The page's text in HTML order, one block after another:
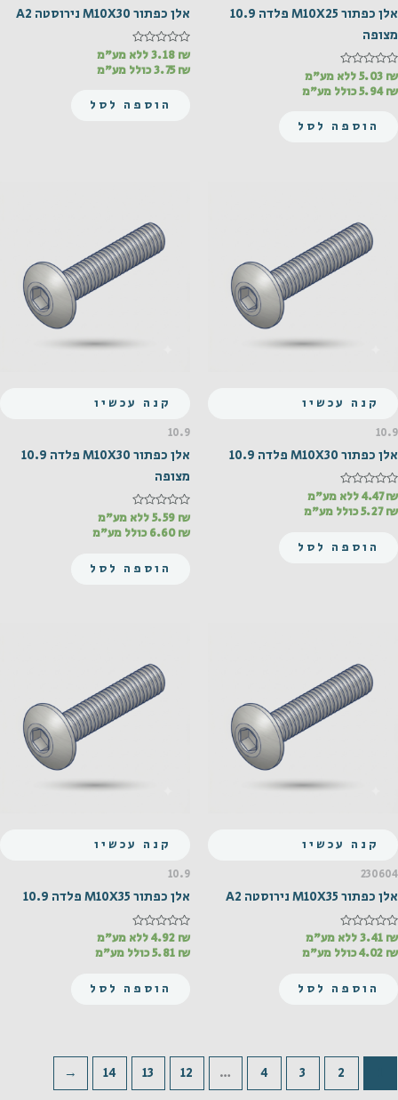
אלן כפתור M10X25 פלדה 10.9
מצופה
דורג
מתוך
5.03 ₪
ללא מע"מ
5.94₪ כולל מע"מ
הוספה לסל
אלן כפתור M10X30 נירוסטה A2
דורג
מתוך
3.18 ₪
ללא מע"מ
3.75₪ כולל מע"מ
הוספה לסל
קנה עכשיו
10.9
אלן כפתור M10X30 פלדה 10.9
דורג
מתוך
4.47₪
ללא מע"מ
5.27₪ כולל מע"מ
הוספה לסל
קנה עכשיו
10.9
אלן כפתור M10X30 פלדה 10.9
מצופה
דורג
מתוך
5.59 ₪
ללא מע"מ
6.60₪ כולל מע"מ
הוספה לסל
קנה עכשיו
230604
אלן כפתור M10X35 נירוסטה A2
דורג
מתוך
3.41 ₪
ללא מע"מ
4.02 ₪ כולל מע"מ
הוספה לסל
קנה עכשיו
10.9
אלן כפתור M10X35 פלדה 10.9
דורג
מתוך
4.92 ₪
ללא מע"מ
5.81 ₪ כולל מע"מ
הוספה לסל
2
3
4
…
12
13
14
←